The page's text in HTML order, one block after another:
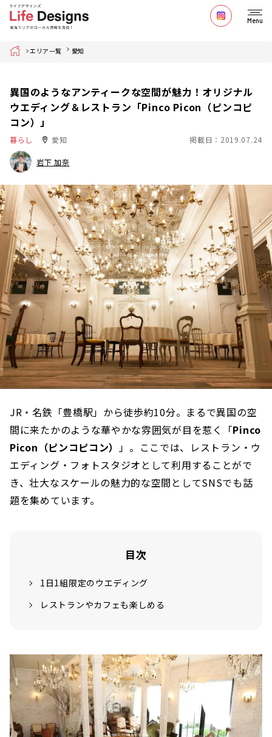
Menu
Home エリア一覧 愛知
異国のようなアンティークな空間が魅力！オリジナル
ウエディング＆レストラン「Pinco Picon（ピンコピ
コン）」
暮らし 愛知 掲載日：2019.07.24
岩下 加奈
JR・名鉄「豊橋駅」から徒歩約10分。まるで異国の空
間に来たかのような華やかな雰囲気が目を惹く「Pinco
Picon（ピンコピコン）」。ここでは、レストラン・ウ
エディング・フォトスタジオとして利用することがで
き、壮大なスケールの魅力的な空間としてSNSでも話
題を集めています。
目次
1日1組限定のウエディング
レストランやカフェも楽しめる